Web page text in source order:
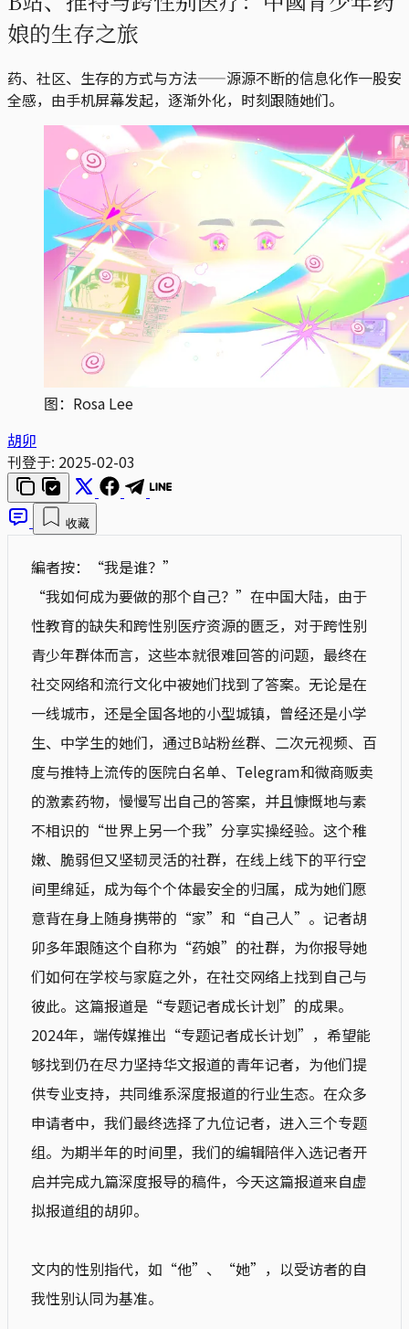
娘的生存之旅
药、社区、生存的方式与方法——源源不断的信息化作一股安
全感，由手机屏幕发起，逐渐外化，时刻跟随她们。
图：Rosa Lee
胡卯
刊登于: 2025-02-03
收藏
編者按：“我是谁？”
“我如何成为要做的那个自己？”在中国大陆，由于
性教育的缺失和跨性别医疗资源的匮乏，对于跨性别
青少年群体而言，这些本就很难回答的问题，最终在
社交网络和流行文化中被她们找到了答案。无论是在
一线城市，还是全国各地的小型城镇，曾经还是小学
生、中学生的她们，通过B站粉丝群、二次元视频、百
度与推特上流传的医院白名单、Telegram和微商贩卖
的激素药物，慢慢写出自己的答案，并且慷慨地与素
不相识的“世界上另一个我”分享实操经验。这个稚
嫩、脆弱但又坚韧灵活的社群，在线上线下的平行空
间里绵延，成为每个个体最安全的归属，成为她们愿
意背在身上随身携带的“家”和“自己人”。记者胡
卯多年跟随这个自称为“药娘”的社群，为你报导她
们如何在学校与家庭之外，在社交网络上找到自己与
彼此。这篇报道是“专题记者成长计划”的成果。
2024年，端传媒推出“专题记者成长计划”，希望能
够找到仍在尽力坚持华文报道的青年记者，为他们提
供专业支持，共同维系深度报道的行业生态。在众多
申请者中，我们最终选择了九位记者，进入三个专题
组。为期半年的时间里，我们的编辑陪伴入选记者开
启并完成九篇深度报导的稿件，今天这篇报道来自虚
拟报道组的胡卯。
文内的性别指代，如“他”、“她”，以受访者的自
我性别认同为基准。